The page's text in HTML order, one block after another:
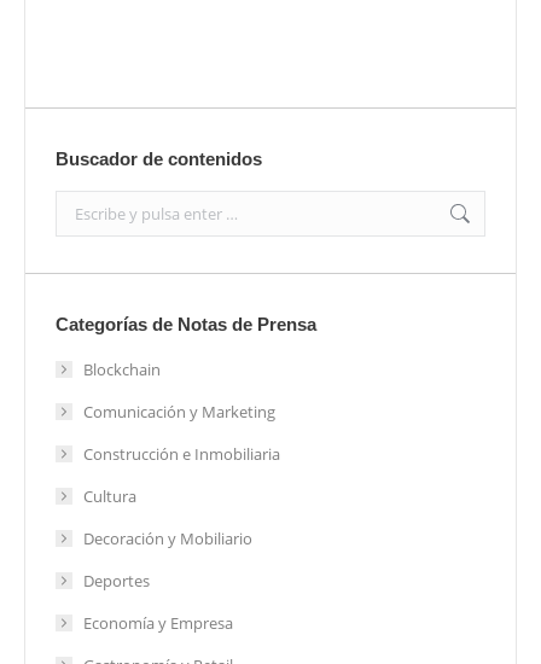
Buscador de contenidos
Categorías de Notas de Prensa
Blockchain
Comunicación y Marketing
Construcción e Inmobiliaria
Cultura
Decoración y Mobiliario
Deportes
Economía y Empresa